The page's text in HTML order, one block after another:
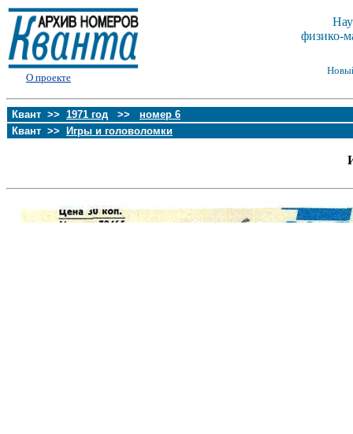
О проекте
физико-
Квант >> 1971 год >> номер 6
Квант >>
Игры и головоломки